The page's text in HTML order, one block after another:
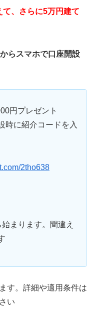
て、さらに5万円建て
らスマホで口座開設
円プレゼント
時に紹介コードを入
2tho638
まります。間違え
す。詳細や適用条件は
い